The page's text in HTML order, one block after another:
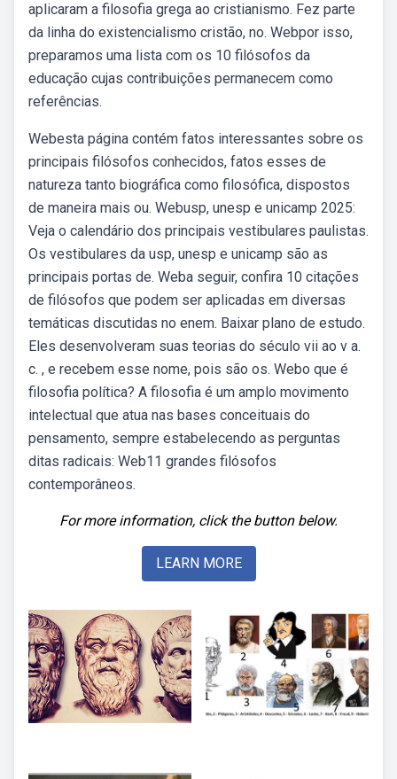
aplicaram a filosofia grega ao cristianismo. Fez parte
da linha do existencialismo cristão, no. Webpor isso,
preparamos uma lista com os 10 filósofos da
educação cujas contribuições permanecem como
referências.
Webesta página contém fatos interessantes sobre os
principais filósofos conhecidos, fatos esses de
natureza tanto biográfica como filosófica, dispostos
de maneira mais ou. Webusp, unesp e unicamp 2025:
Veja o calendário dos principais vestibulares paulistas.
Os vestibulares da usp, unesp e unicamp são as
principais portas de. Weba seguir, confira 10 citações
de filósofos que podem ser aplicadas em diversas
temáticas discutidas no enem. Baixar plano de estudo.
Eles desenvolveram suas teorias do século vii ao v a.
c. , e recebem esse nome, pois são os. Webo que é
filosofia política? A filosofia é um amplo movimento
intelectual que atua nas bases conceituais do
pensamento, sempre estabelecendo as perguntas
ditas radicais: Web11 grandes filósofos
contemporâneos.
For more information, click the button below.
LEARN MORE